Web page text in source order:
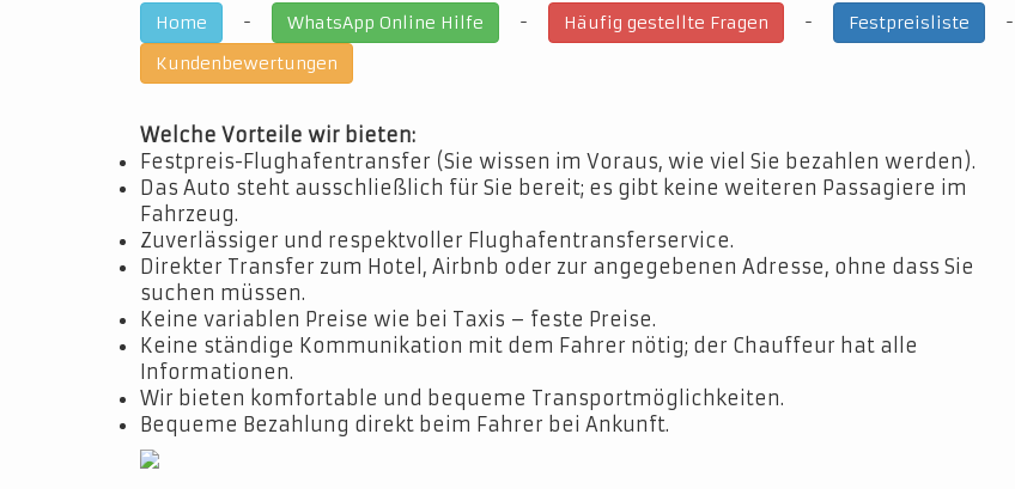
Home - WhatsApp Online Hilfe - Häufig gestellte Fragen - Festpreisliste
-
Kundenbewertungen
Welche Vorteile wir bieten:
Festpreis-Flughafentransfer (Sie wissen im Voraus, wie viel Sie bezahlen werden).
Das Auto steht ausschließlich für Sie bereit; es gibt keine weiteren Passagiere im
Fahrzeug.
Zuverlässiger und respektvoller Flughafentransferservice.
Direkter Transfer zum Hotel, Airbnb oder zur angegebenen Adresse, ohne dass Sie
suchen müssen.
Keine variablen Preise wie bei Taxis – feste Preise.
Keine ständige Kommunikation mit dem Fahrer nötig; der Chauffeur hat alle
Informationen.
Wir bieten komfortable und bequeme Transportmöglichkeiten.
Bequeme Bezahlung direkt beim Fahrer bei Ankunft.